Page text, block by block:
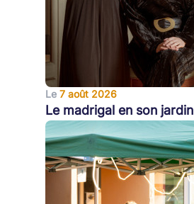
Le 7 août 2026
Le madrigal en son jardin